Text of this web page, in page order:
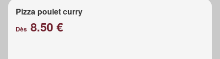
Pizza poulet curry
Dès 8.50 €